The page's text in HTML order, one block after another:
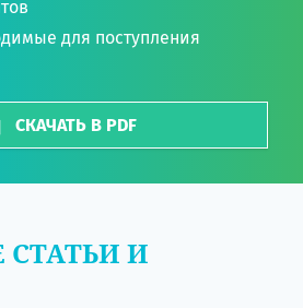
для поступления
СКАЧАТЬ В PDF
И